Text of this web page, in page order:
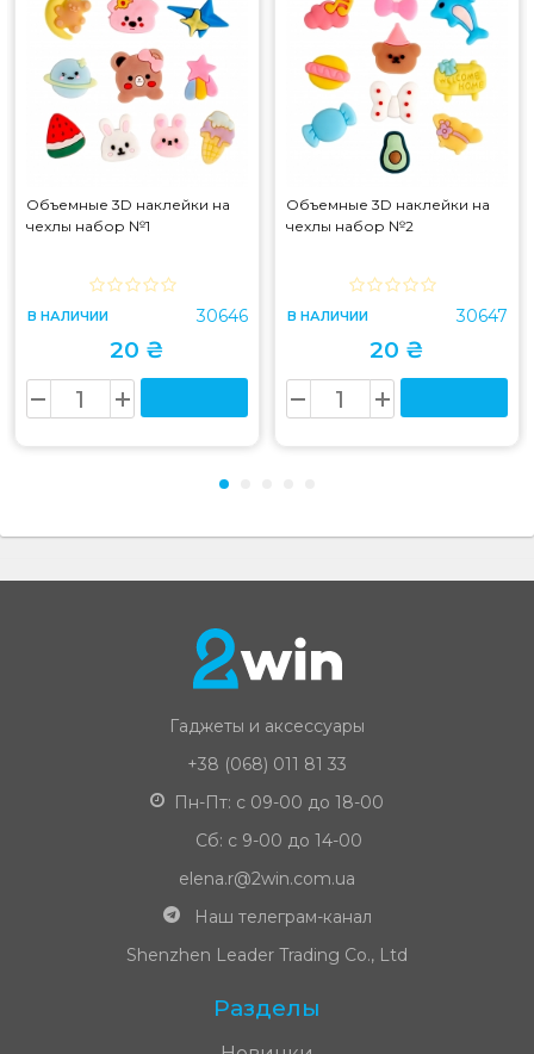
Объемные 3D наклейки на
чехлы набор №1
В НАЛИЧИИ 30646
20 ₴
Объемные 3D наклейки на
чехлы набор №2
В НАЛИЧИИ 30647
20 ₴
Гаджеты и аксессуары
+38 (068) 011 81 33
Пн-Пт: с 09-00 до 18-00
Сб: с 9-00 до 14-00
elena.r@2win.com.ua
Наш телеграм-канал
Shenzhen Leader Trading Co., Ltd
Разделы